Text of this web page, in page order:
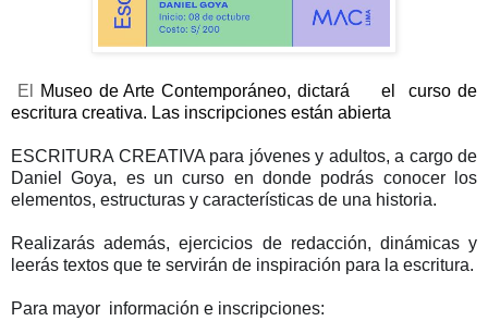
El
Museo de Arte Contemporáneo, dictará     el  curso de
escritura creativa. Las inscripciones están abierta
ESCRITURA CREATIVA para jóvenes y adultos, a cargo de
Daniel Goya, es un curso en donde podrás conocer los
elementos, estructuras y características de una historia.
Realizarás además, ejercicios de redacción, dinámicas y
leerás textos que te servirán de inspiración para la escritura.
Para mayor  información e inscripciones: